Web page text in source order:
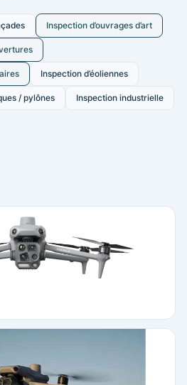
Inspection d’ouvrages d’art
Inspection d’éoliennes
/ pylônes Inspection industrielle